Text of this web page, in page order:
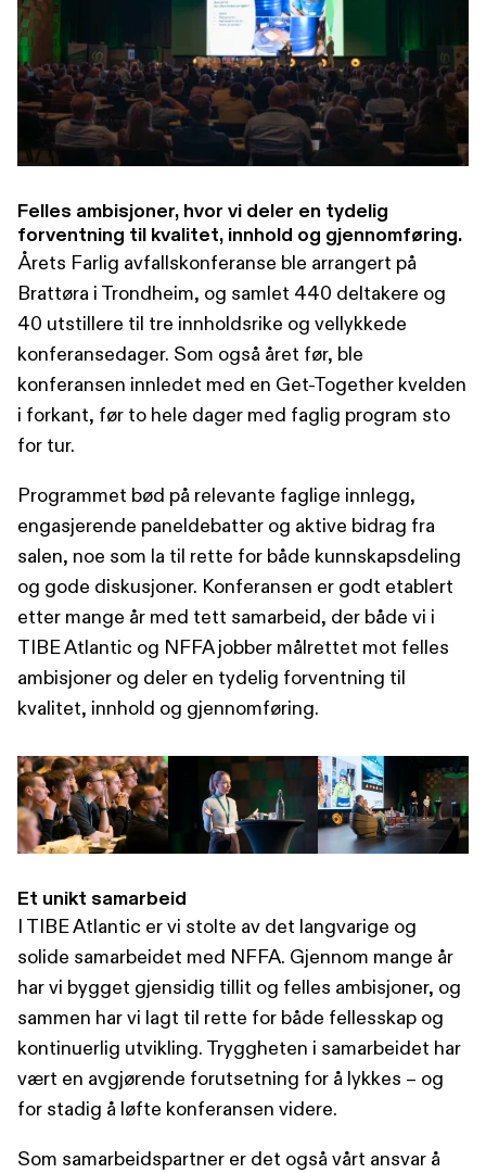
Felles ambisjoner, hvor vi deler en tydelig
forventning til kvalitet, innhold og gjennomføring.
Årets Farlig avfallskonferanse ble arrangert på
Brattøra i Trondheim, og samlet 440 deltakere og
40 utstillere til tre innholdsrike og vellykkede
konferansedager. Som også året før, ble
konferansen innledet med en Get-Together kvelden
i forkant, før to hele dager med faglig program sto
for tur.
Programmet bød på relevante faglige innlegg,
engasjerende paneldebatter og aktive bidrag fra
salen, noe som la til rette for både kunnskapsdeling
og gode diskusjoner. Konferansen er godt etablert
etter mange år med tett samarbeid, der både vi i
TIBE Atlantic og NFFA jobber målrettet mot felles
ambisjoner og deler en tydelig forventning til
kvalitet, innhold og gjennomføring.
Et unikt samarbeid
I TIBE Atlantic er vi stolte av det langvarige og
solide samarbeidet med NFFA. Gjennom mange år
har vi bygget gjensidig tillit og felles ambisjoner, og
sammen har vi lagt til rette for både fellesskap og
kontinuerlig utvikling. Tryggheten i samarbeidet har
vært en avgjørende forutsetning for å lykkes – og
for stadig å løfte konferansen videre.
Som samarbeidspartner er det også vårt ansvar å